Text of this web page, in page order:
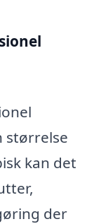
størrelse
kan det
der